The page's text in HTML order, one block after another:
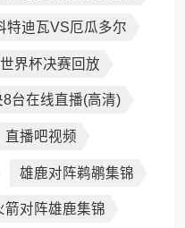
特迪瓦VS厄瓜多尔
界杯决赛回放
8台在线直播(高清)
直播吧视频
雄鹿对阵鹈鹕集锦
箭对阵雄鹿集锦